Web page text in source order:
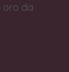
oro da